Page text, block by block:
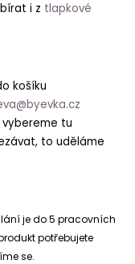
i z tlapkové
košíku
tu
to uděláme
je do 5 pracovních
potřebujete
se.